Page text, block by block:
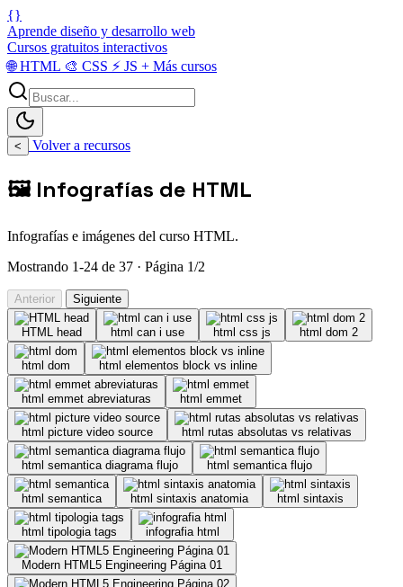
{}
Aprende diseño y desarrollo web
Cursos gratuitos interactivos
🌐HTML 🎨 CSS ⚡ JS + Más cursos
< Volver a recursos
🖼️ Infografías de HTML
Infografías e imágenes del curso HTML.
Mostrando 1-24 de 37 · Página 1/2
Anterior Siguiente
HTML head html can i use html css js html dom 2
html dom html elementos block vs inline
html emmet abreviaturas html emmet
html picture video source html rutas absolutas vs relativas
html semantica diagrama flujo html semantica flujo
html semantica html sintaxis anatomia html sintaxis
html tipologia tags infografia html
Modern HTML5 Engineering Página 01